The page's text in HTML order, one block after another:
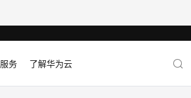
服务 了解华为云